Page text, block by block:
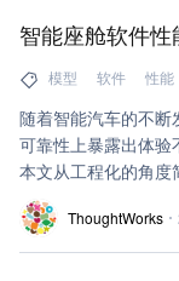
对大量领域数据的
以及在个性化服务和
足。大型语言模型（
话 Agent 的设计和
强大的语言理解和生
话系统的准确性和
点，我们有机会进一
的开发流程，并显著
点介绍由 Gluon
智能座舱软件
模型 软件 性能
随着智能汽车的不
可靠性上暴露出体验
本文从工程化的角度
软件的评估框架，以
可靠性。ThoughtWorks